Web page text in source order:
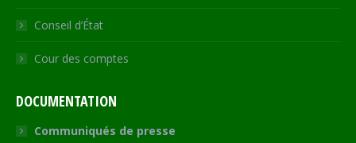
Conseil d’État
Cour des comptes
DOCUMENTATION
Communiqués de presse